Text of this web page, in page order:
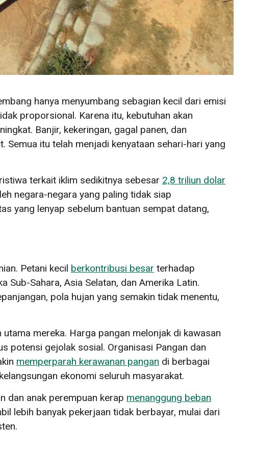
hanya menyumbang sebagian kecil dari emisi
proporsional. Karena itu, kebutuhan akan
Banjir, kekeringan, gagal panen, dan
itu telah menjadi kenyataan sehari-hari yang
terkait iklim sedikitnya sebesar 2,8 triliun dolar
negara-negara yang paling tidak siap
yang lenyap sebelum bantuan sempat datang,
Petani kecil berkontribusi besar terhadap
Sahara, Asia Selatan, dan Amerika Latin.
pola hujan yang semakin tidak menentu,
mereka. Harga pangan melonjak di kawasan
potensi gejolak sosial. Organisasi Pangan dan
memperparah kerawanan pangan di berbagai
ekonomi seluruh masyarakat.
dan anak perempuan kerap menanggung beban
lebih banyak pekerjaan tidak berbayar, mulai dari